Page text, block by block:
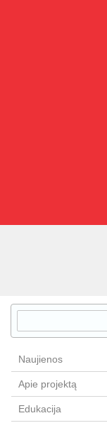
Naujienos
Apie projektą
Edukacija